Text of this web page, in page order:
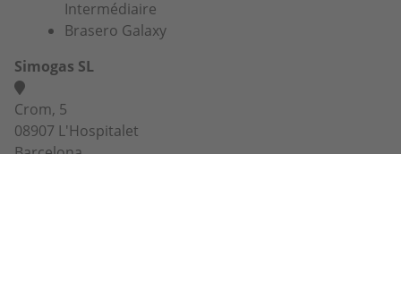
Intermédiaire
Brasero Galaxy
Simogas SL
Crom, 5
08907 L'Hospitalet
Barcelona